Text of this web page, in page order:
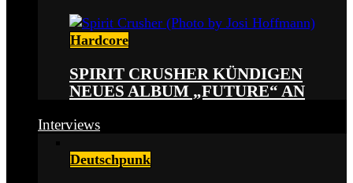
Hardcore
SPIRIT CRUSHER KÜNDIGEN
NEUES ALBUM „FUTURE“ AN
Interviews
Deutschpunk